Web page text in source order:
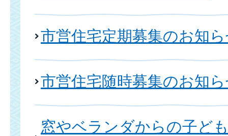
市営住宅定期募集のお知
市営住宅随時募集のお知
窓やベランダからの子ど